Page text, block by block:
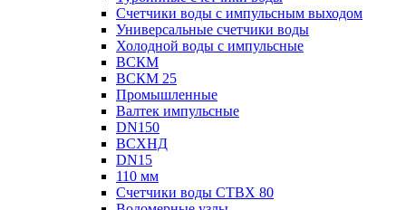
Счетчики воды с импульсным выходом
Универсальные счетчики воды
Холодной воды с импульсные
ВСКМ
ВСКМ 25
Промышленные
Валтек импульсные
DN150
ВСХНД
DN15
110 мм
Счетчики воды СТВХ 80